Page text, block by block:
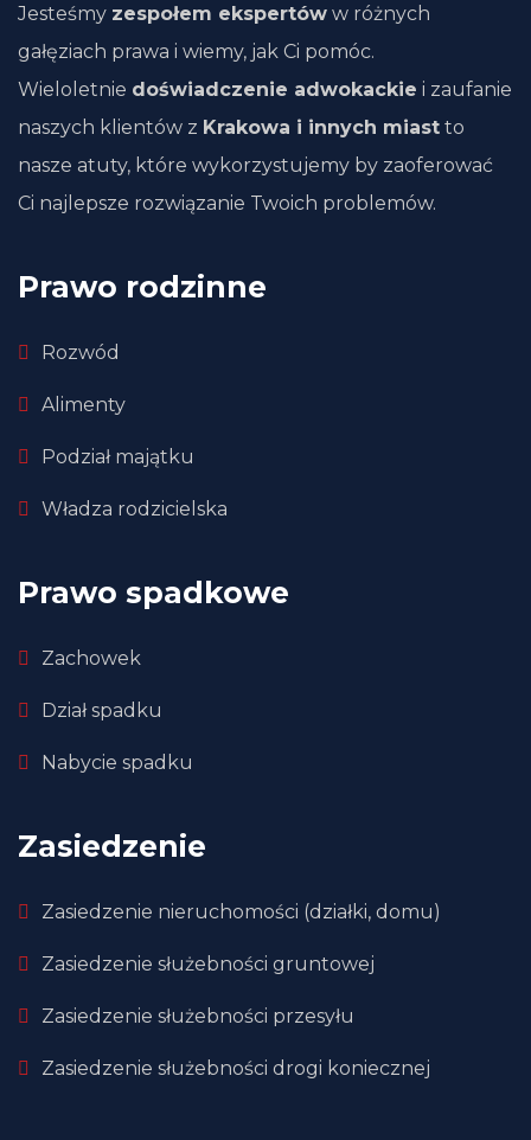
Jesteśmy zespołem ekspertów w różnych
gałęziach prawa i wiemy, jak Ci pomóc.
Wieloletnie doświadczenie adwokackie i zaufanie
naszych klientów z Krakowa i innych miast to
nasze atuty, które wykorzystujemy by zaoferować
Ci najlepsze rozwiązanie Twoich problemów.
Prawo rodzinne
Rozwód
Alimenty
Podział majątku
Władza rodzicielska
Prawo spadkowe
Zachowek
Dział spadku
Nabycie spadku
Zasiedzenie
Zasiedzenie nieruchomości (działki, domu)
Zasiedzenie służebności gruntowej
Zasiedzenie służebności przesyłu
Zasiedzenie służebności drogi koniecznej